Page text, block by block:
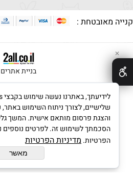
קנייה מאובטחת :
בניית אתרים
✕
שלישיים, לצורך ניתוח השימוש באתר,
והצגת פרסום מותאם אישית. המשך
הסכמתך לשימוש זה. לפרטים נוספים
הפרטיות.מדיניות הפרטיות
מאשר